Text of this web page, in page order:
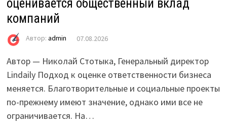
оценивается общественный вклад
компаний
Автор: admin 07.08.2026
Автор — Николай Стотыка, Генеральный директор
Lindaily Подход к оценке ответственности бизнеса
меняется. Благотворительные и социальные проекты
по-прежнему имеют значение, однако ими все не
ограничивается. На…